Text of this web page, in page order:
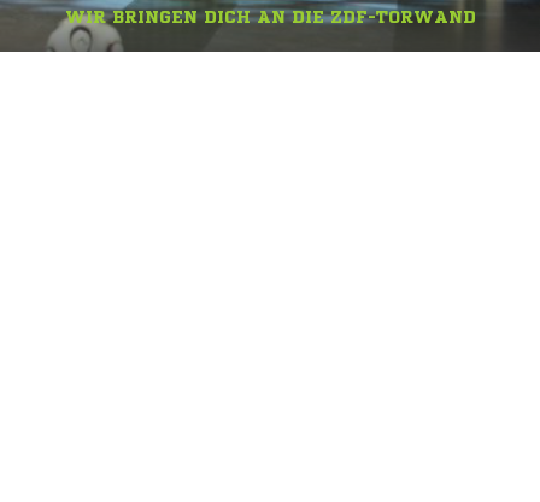
WIR BRINGEN DICH AN DIE ZDF-TORWAND